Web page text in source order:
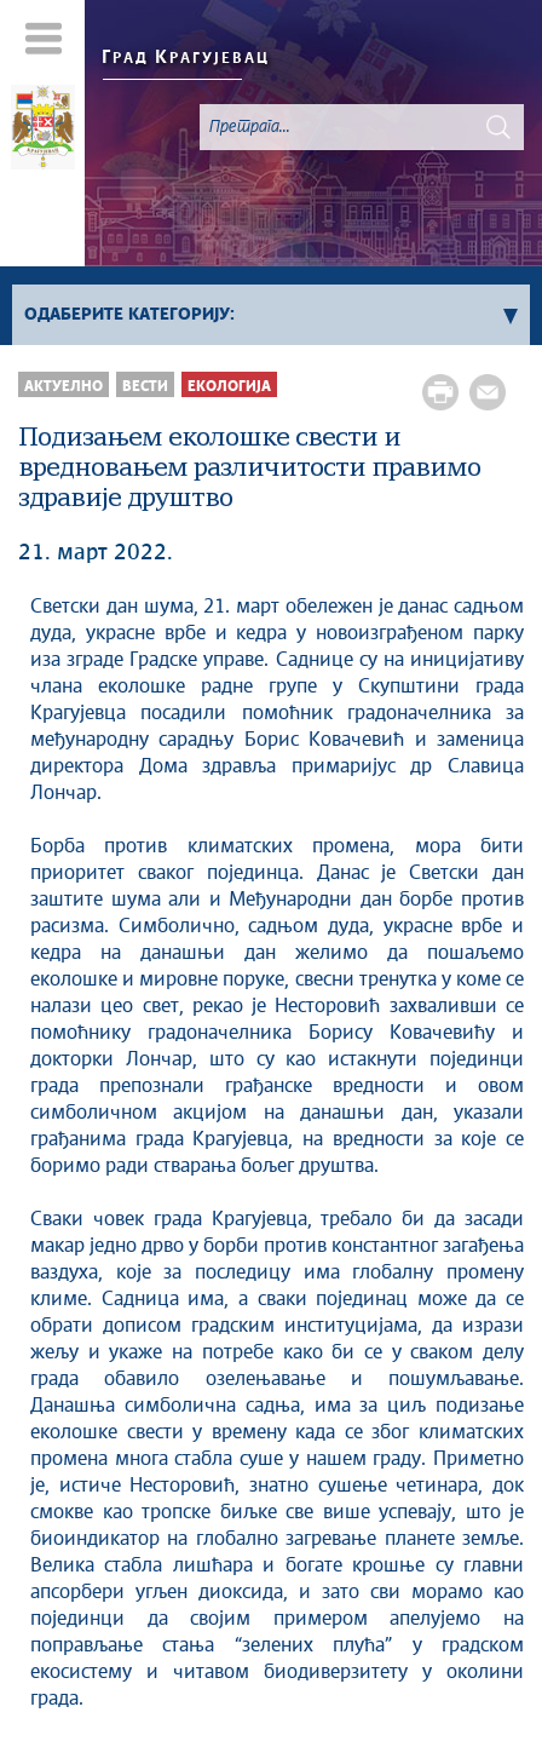
Г РАД К РАГУЈЕВАЦ
ОДАБЕРИТЕ КАТЕГОРИЈУ:
Све вести
Сервисне Информације
Генерално
Односи са јавношћу
Култура
Социјална заштита
Спорт
Седнице Градског већа
Седнице Скупштине
Туризам
Крагујевац - Град у парку
Млади у локалној самоуправи
НВО
Међународна сарадња
Позив за медије
Избори
Октобарске свечаности
Образовање
Савет за координацију послова безбедности
саобраћаја
Људска и мањинска права
АКТУЕЛНО ВЕСТИ ЕКОЛОГИЈА
Подизањем еколошке свести и
вредновањем различитости правимо
здравије друштво
21. март 2022.
Светски дан шума, 21. март обележен је данас садњом
дуда, украсне врбе и кедра у новоизграђеном парку
иза зграде Градске управе. Саднице су на иницијативу
члана еколошке радне групе у Скупштини града
Крагујевца посадили помоћник градоначелника за
међународну сарадњу Борис Ковачевић и заменица
директора Дома здравља примаријус др Славица
Лончар.
Борба против климатских промена, мора бити
приоритет сваког појединца. Данас је Светски дан
заштите шума али и Међународни дан борбе против
расизма. Симболично, садњом дуда, украсне врбе и
кедра на данашњи дан желимо да пошаљемо
еколошке и мировне поруке, свесни тренутка у коме се
налази цео свет, рекао је Несторовић захваливши се
помоћнику градоначелника Борису Ковачевићу и
докторки Лончар, што су као истакнути појединци
града препознали грађанске вредности и овом
симболичном акцијом на данашњи дан, указали
грађанима града Крагујевца, на вредности за које се
боримо ради стварања бољег друштва.
Сваки човек града Крагујевца, требало би да засади
макар једно дрво у борби против константног загађења
ваздуха, које за последицу има глобалну промену
климе. Садница има, а сваки појединац може да се
обрати дописом градским институцијама, да изрази
жељу и укаже на потребе како би се у сваком делу
града обавило озелењавање и пошумљавање.
Данашња симболична садња, има за циљ подизање
еколошке свести у времену када се због климатских
промена многа стабла суше у нашем граду. Приметно
је, истиче Несторовић, знатно сушење четинара, док
смокве као тропске биљке све више успевају, што је
биоиндикатор на глобално загревање планете земље.
Велика стабла лишћара и богате крошње су главни
апсорбери угљен диоксида, и зато сви морамо као
појединци да својим примером апелујемо на
поправљање стања “зелених плућа” у градском
екосистему и читавом биодиверзитету у околини
града.